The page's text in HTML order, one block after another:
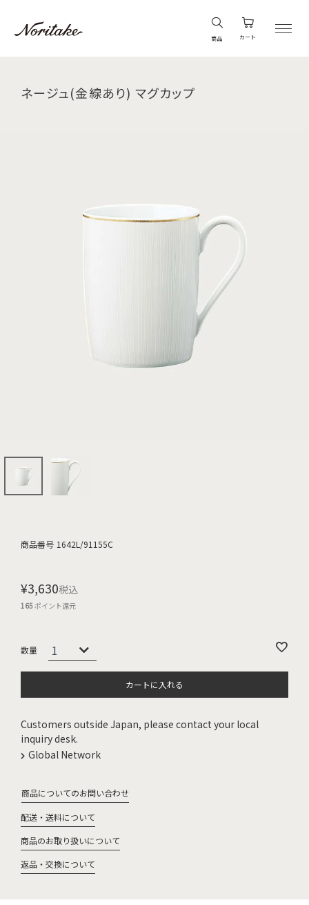
商品 カート
ネージュ(金線あり) マグカップ
商品番号 1642L/91155C
¥3,630税込
165ポイント還元
カートに入れる
Customers outside Japan, please contact your local
inquiry desk.
Global Network
商品についてのお問い合わせ
配送・送料について
商品のお取り扱いについて
返品・交換について